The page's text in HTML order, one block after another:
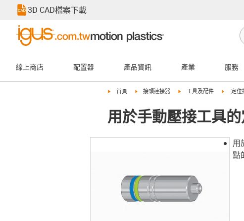
3D CAD檔案下載
線上商店 配置器 產品資訊 產業 服務
igus-icon-arrow-right
首頁 igus-icon-arrow-right
接頭連接器 igus-icon-arrow-right
工具及配件 igus-
定位
用於手動壓接工具
用
點